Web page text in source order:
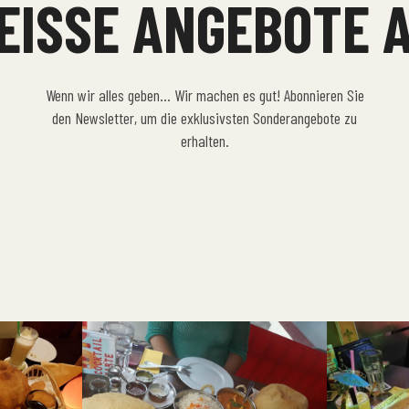
ANGEBOTE
Wenn wir alles geben… Wir machen es gut! Abonnieren Sie
den Newsletter, um die exklusivsten Sonderangebote zu
erhalten.